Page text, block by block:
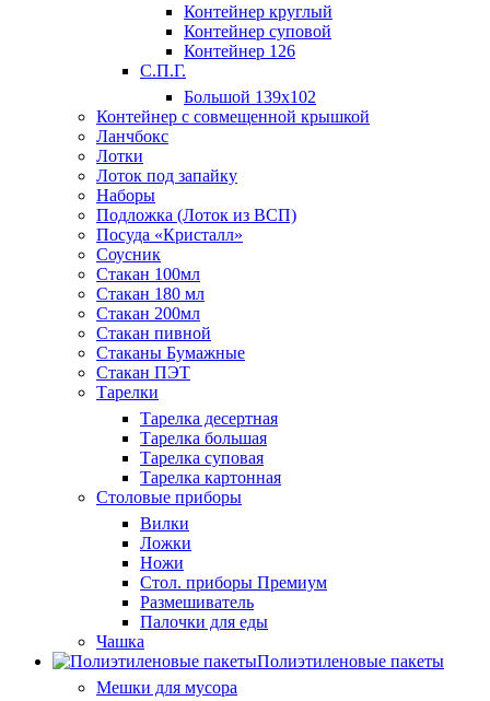
Контейнер круглый
Контейнер суповой
Контейнер 126
С.П.Г.
Большой 139х102
Контейнер с совмещенной крышкой
Ланчбокс
Лотки
Лоток под запайку
Наборы
Подложка (Лоток из ВСП)
Посуда «Кристалл»
Соусник
Стакан 100мл
Стакан 180 мл
Стакан 200мл
Стакан пивной
Стаканы Бумажные
Стакан ПЭТ
Тарелки
Тарелка десертная
Тарелка большая
Тарелка суповая
Тарелка картонная
Столовые приборы
Вилки
Ложки
Ножи
Стол. приборы Премиум
Размешиватель
Палочки для еды
Чашка
Полиэтиленовые пакеты
Мешки для мусора